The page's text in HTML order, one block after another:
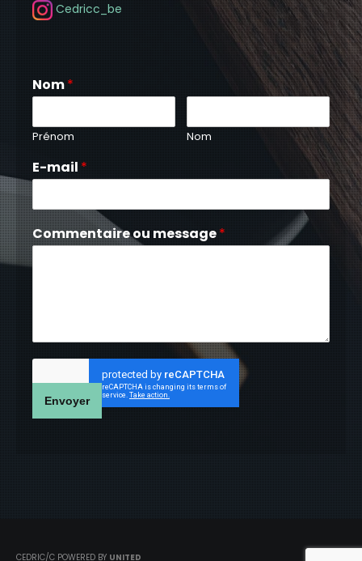
Cedricc_be
Nom*
Prénom Nom
E-mail *
Commentaire ou message*
Envoyer
CEDRIC/C POWERED BY UNITED